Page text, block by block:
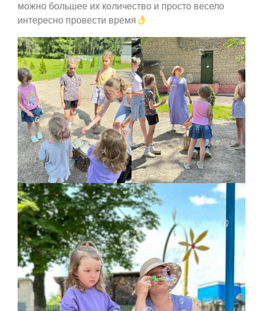
можно большее их количество и просто весело
интересно провести время